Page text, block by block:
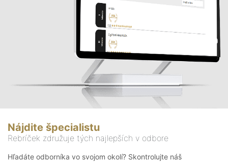
Nájdite špecialistu
Rebríček združuje tých najlepších v odbore
Hľadáte odborníka vo svojom okolí? Skontrolujte náš